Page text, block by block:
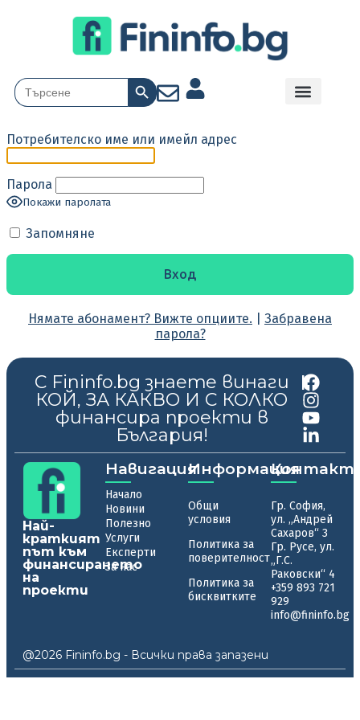
Search
for:
Search Button
Потребителско име или имейл адрес
Парола
Покажи паролата
Запомняне
Нямате абонамент? Вижте опциите.
Забравена
парола?
С Fininfo.bg знаете винаги
КОЙ, ЗА КАКВО И С КОЛКО
финансира проекти в
България!
|
Най-
краткият
път към
финансирането
на
проекти
Навигация
Начало
Новини
Полезно
Услуги
Експерти
За нас
Информация
Общи
условия
Политика за
поверителност
Политика за
бисквитките
Гр. София,
ул. „Андрей
Сахаров“ 3
Гр. Русе, ул.
„Г.С.
Раковски“ 4
+359 893 721
929
info@fininfo.bg
@2026 Fininfo.bg - Всички права запазени